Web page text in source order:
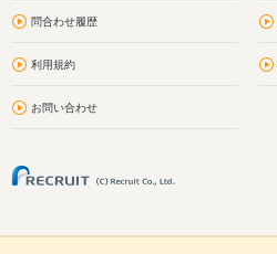
問合わせ履歴
利用規約
お問い合わせ